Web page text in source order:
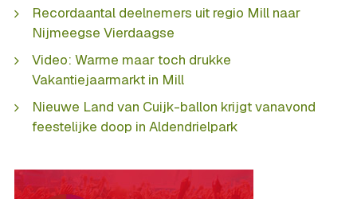
Recordaantal deelnemers uit regio Mill naar
Nijmeegse Vierdaagse
Video: Warme maar toch drukke
Vakantiejaarmarkt in Mill
Nieuwe Land van Cuijk-ballon krijgt vanavond
feestelijke doop in Aldendrielpark